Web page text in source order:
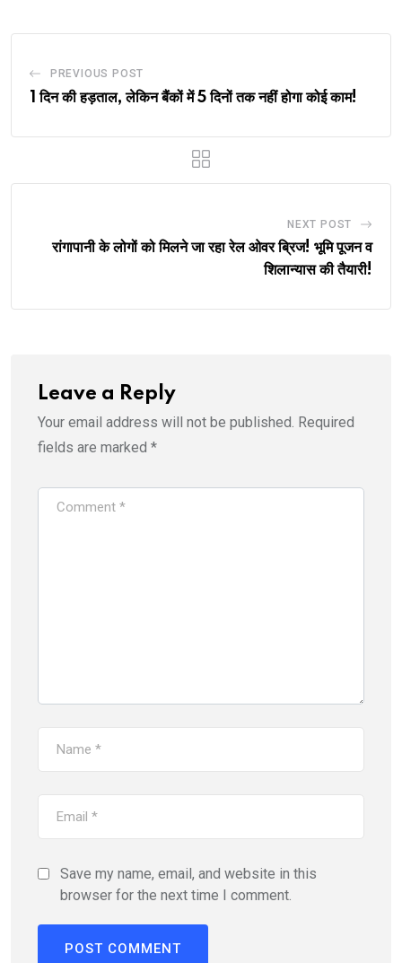
PREVIOUS POST
1 दिन की हड़ताल, लेकिन बैंकों में 5 दिनों तक नहीं होगा कोई काम!
NEXT POST
रांगापानी के लोगों को मिलने जा रहा रेल ओवर ब्रिज! भूमि पूजन व
शिलान्यास की तैयारी!
Leave a Reply
Your email address will not be published. Required
fields are marked *
Save my name, email, and website in this
browser for the next time I comment.